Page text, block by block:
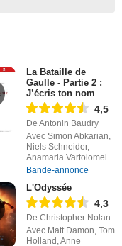
La Bataille de
Gaulle - Partie 2 :
J’écris ton nom
4,5
De Antonin Baudry
Avec Simon Abkarian,
Niels Schneider,
Anamaria Vartolomei
Bande-annonce
L'Odyssée
4,3
De Christopher Nolan
Avec Matt Damon, Tom
Holland, Anne